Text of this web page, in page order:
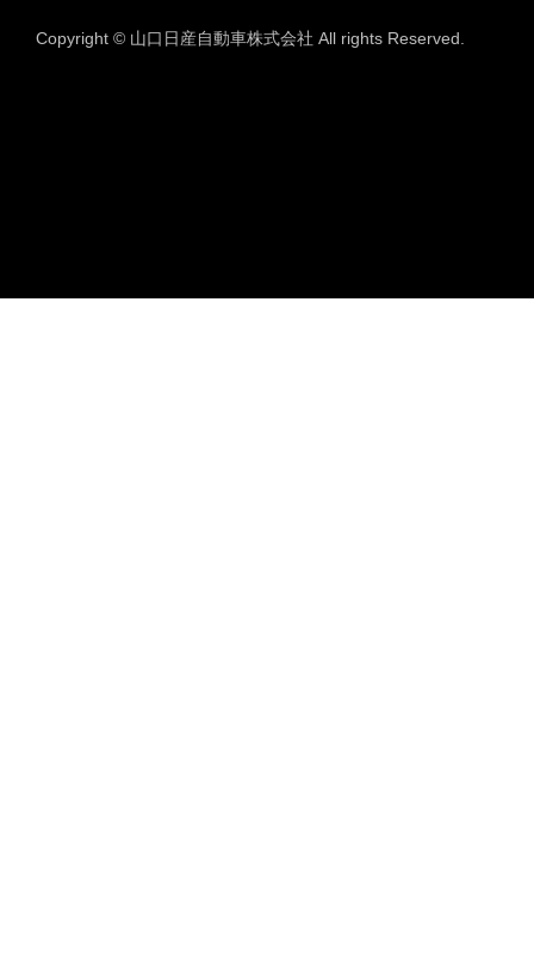
Copyright © 山口日産自動車株式会社 All rights Reserved.